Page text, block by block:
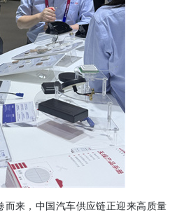
而来，中国汽车供应链正迎来高质量